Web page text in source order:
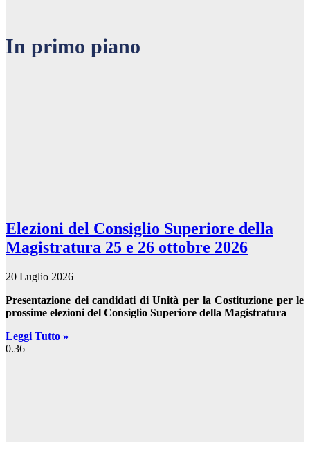
In primo piano
Elezioni del Consiglio Superiore della
Magistratura 25 e 26 ottobre 2026
20 Luglio 2026
Presentazione dei candidati di Unità per la Costituzione per le
prossime elezioni del Consiglio Superiore della Magistratura
Leggi Tutto »